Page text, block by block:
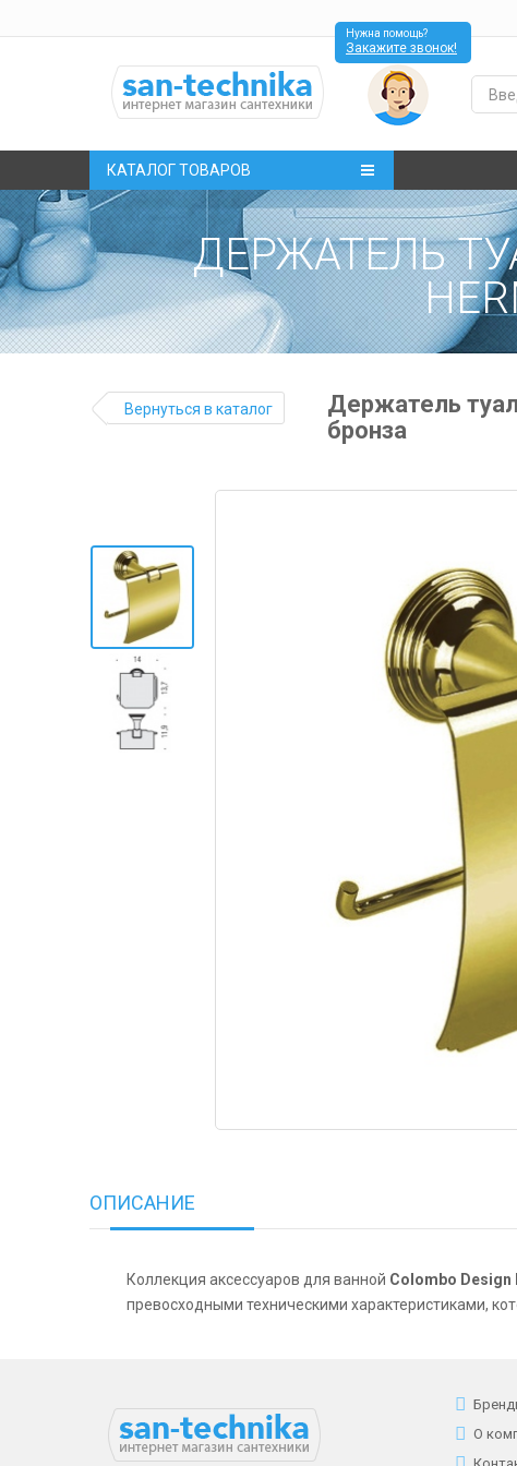
Нужна помощь?
Закажите звонок!
КАТАЛОГ ТОВАРОВ
ДЕРЖАТЕЛЬ
Вернуться в каталог
Держатель
бронза
ОПИСАНИЕ
Коллекция аксессуаров для ванной Colombo Design
превосходными техническими характеристиками,
О